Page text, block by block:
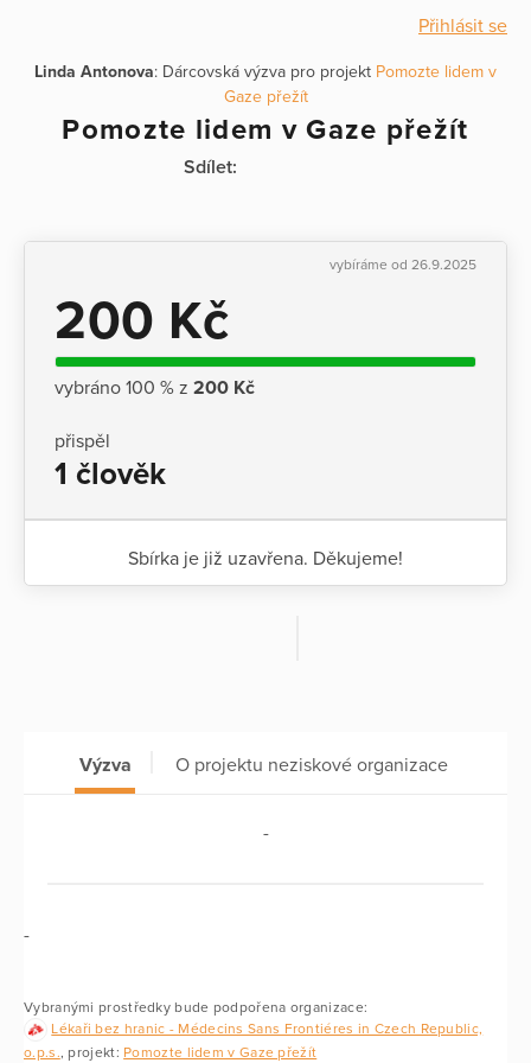
Přihlásit se
Linda Antonova: Dárcovská výzva pro projekt Pomozte lidem v
Gaze přežít
Pomozte lidem v Gaze přežít
Sdílet:
vybíráme od 26.9.2025
200 Kč
vybráno 100 % z 200 Kč
přispěl
1 člověk
Sbírka je již uzavřena. Děkujeme!
Výzva O projektu neziskové organizace
-
-
Vybranými prostředky bude podpořena organizace:
Lékaři bez hranic - Médecins Sans Frontiéres in Czech Republic,
o.p.s., projekt: Pomozte lidem v Gaze přežít